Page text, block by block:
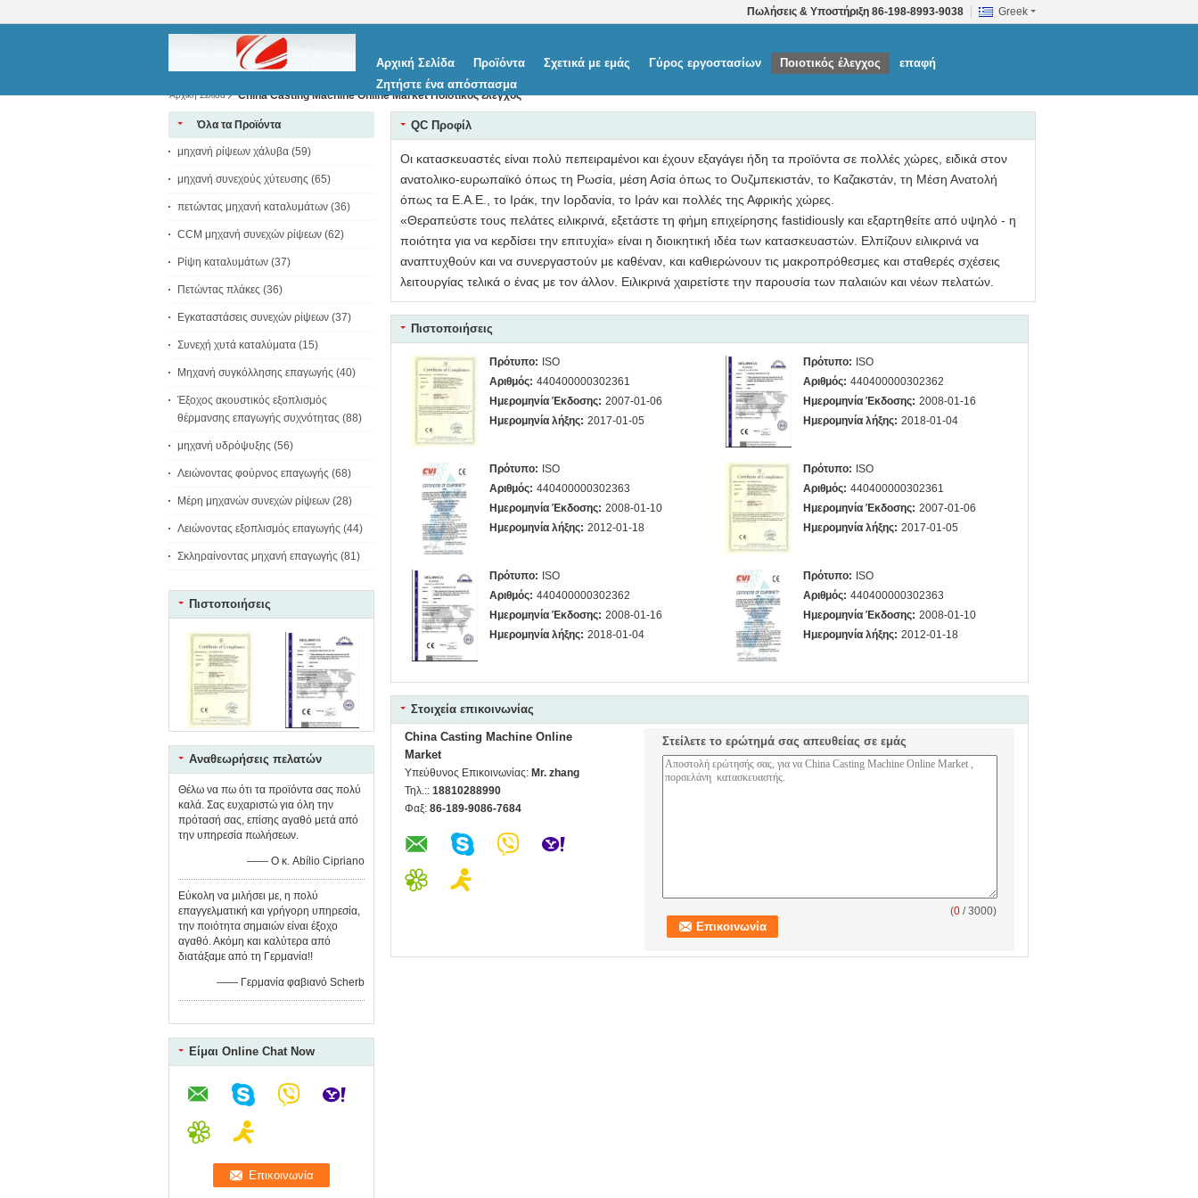
Greek
Πωλήσεις & Υποστήριξη 86-198-8993-9038
Αρχική Σελίδα Προϊόντα Σχετικά με εμάς Γύρος εργοστασίων Ποιοτικός έλεγχος
επαφή
Ζητήστε ένα απόσπασμα
Αρχική Σελίδα China Casting Machine Online Market Ποιοτικός έλεγχος
Όλα τα Προϊόντα
μηχανή ρίψεων χάλυβα (59)
μηχανή συνεχούς χύτευσης (65)
πετώντας μηχανή καταλυμάτων (36)
CCM μηχανή συνεχών ρίψεων (62)
Ρίψη καταλυμάτων (37)
Πετώντας πλάκες (36)
Εγκαταστάσεις συνεχών ρίψεων (37)
Συνεχή χυτά καταλύματα (15)
Μηχανή συγκόλλησης επαγωγής (40)
Έξοχος ακουστικός εξοπλισμός
θέρμανσης επαγωγής συχνότητας (88)
μηχανή υδρόψυξης (56)
Λειώνοντας φούρνος επαγωγής (68)
Μέρη μηχανών συνεχών ρίψεων (28)
Λειώνοντας εξοπλισμός επαγωγής (44)
Σκληραίνοντας μηχανή επαγωγής (81)
Πιστοποιήσεις
Αναθεωρήσεις πελατών
Θέλω να πω ότι τα προϊόντα σας πολύ
καλά. Σας ευχαριστώ για όλη την
πρότασή σας, επίσης αγαθό μετά από
την υπηρεσία πωλήσεων.
—— Ο κ. Abílio Cipriano
Εύκολη να μιλήσει με, η πολύ
επαγγελματική και γρήγορη υπηρεσία,
την ποιότητα σημαιών είναι έξοχο
αγαθό. Ακόμη και καλύτερα από
διατάξαμε από τη Γερμανία!!
—— Γερμανία φαβιανό Scherb
Είμαι Online Chat Now
QC Προφίλ
Οι κατασκευαστές είναι πολύ πεπειραμένοι και έχουν εξαγάγει ήδη τα προϊόντα σε πολλές χώρες, ειδικά στον
ανατολικο-ευρωπαϊκό όπως τη Ρωσία, μέση Ασία όπως το Ουζμπεκιστάν, το Καζακστάν, τη Μέση Ανατολή
όπως τα Ε.Α.Ε., το Ιράκ, την Ιορδανία, το Ιράν και πολλές της Αφρικής χώρες.
«Θεραπεύστε τους πελάτες ειλικρινά, εξετάστε τη φήμη επιχείρησης fastidiously και εξαρτηθείτε από υψηλό - η
ποιότητα για να κερδίσει την επιτυχία» είναι η διοικητική ιδέα των κατασκευαστών. Ελπίζουν ειλικρινά να
αναπτυχθούν και να συνεργαστούν με καθέναν, και καθιερώνουν τις μακροπρόθεσμες και σταθερές σχέσεις
λειτουργίας τελικά ο ένας με τον άλλον. Ειλικρινά χαιρετίστε την παρουσία των παλαιών και νέων πελατών.
Πιστοποιήσεις
Πρότυπο: ISO
Αριθμός: 440400000302361
Ημερομηνία Έκδοσης: 2007-01-06
Ημερομηνία λήξης: 2017-01-05
Πρότυπο: ISO
Αριθμός: 440400000302362
Ημερομηνία Έκδοσης: 2008-01-16
Ημερομηνία λήξης: 2018-01-04
Πρότυπο: ISO
Αριθμός: 440400000302363
Ημερομηνία Έκδοσης: 2008-01-10
Ημερομηνία λήξης: 2012-01-18
Πρότυπο: ISO
Αριθμός: 440400000302361
Ημερομηνία Έκδοσης: 2007-01-06
Ημερομηνία λήξης: 2017-01-05
Πρότυπο: ISO
Αριθμός: 440400000302362
Ημερομηνία Έκδοσης: 2008-01-16
Ημερομηνία λήξης: 2018-01-04
Πρότυπο: ISO
Αριθμός: 440400000302363
Ημερομηνία Έκδοσης: 2008-01-10
Ημερομηνία λήξης: 2012-01-18
Στοιχεία επικοινωνίας
China Casting Machine Online
Market
Υπεύθυνος Επικοινωνίας: Mr. zhang
Τηλ.:: 18810288990
Φαξ: 86-189-9086-7684
Στείλετε το ερώτημά σας απευθείας σε εμάς
(0 / 3000)